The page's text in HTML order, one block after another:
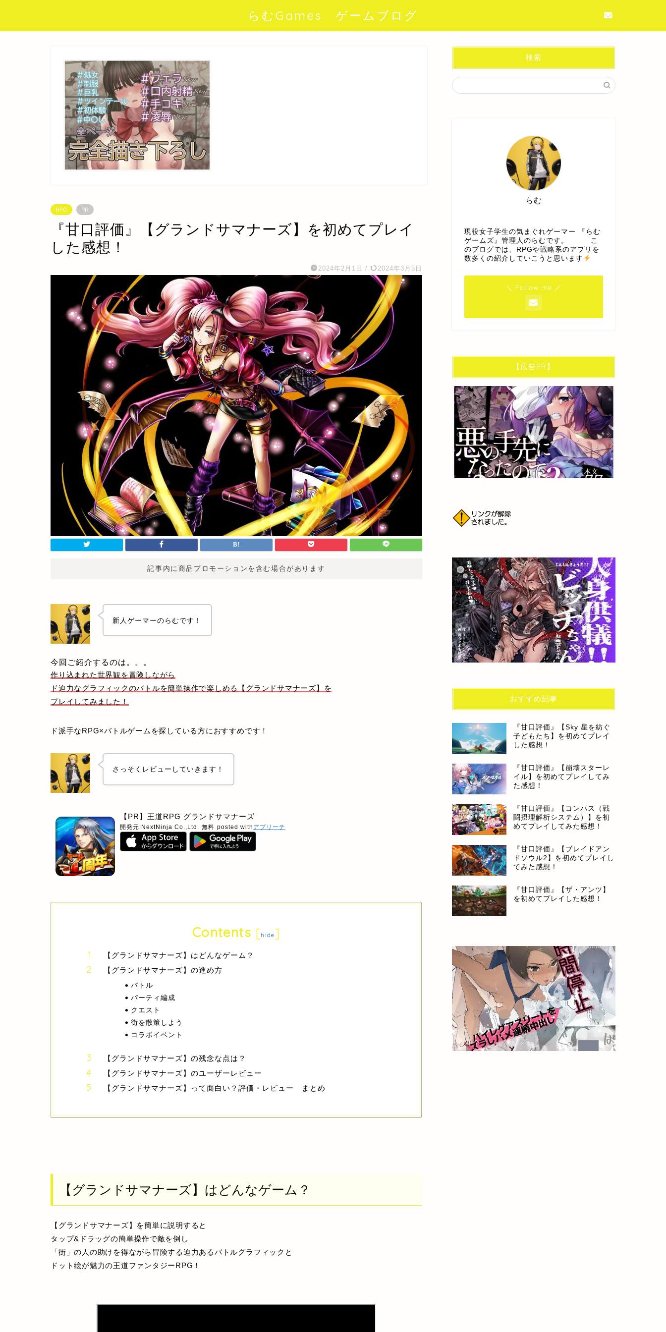
らむGames ゲームブログ
RPG PR
『甘口評価』【グランドサマナーズ】を初めてプレイ
した感想！
2024年2月1日 / 2024年3月5日
記事内に商品プロモーションを含む場合があります
新人ゲーマーのらむです！
今回ご紹介するのは。。。
作り込まれた世界観を冒険しながら
ド迫力なグラフィックのバトルを簡単操作で楽しめる【グランドサマナーズ】を
プレイしてみました！
ド派手なRPG×バトルゲームを探している方におすすめです！
さっそくレビューしていきます！
【PR】王道RPG グランドサマナーズ
開発元:NextNinja Co.,Ltd. 無料 posted with アプリーチ
Contents [hide]
【グランドサマナーズ】はどんなゲーム？
【グランドサマナーズ】の進め方
バトル
パーティ編成
クエスト
街を散策しよう
コラボイベント
【グランドサマナーズ】の残念な点は？
【グランドサマナーズ】のユーザーレビュー
【グランドサマナーズ】って面白い？評価・レビュー まとめ
【 グランドサマナーズ】 はどんなゲーム？
【 グランドサマナーズ】 を簡単に説明すると
タップ&ドラッグの簡単操作で敵を倒し
「街」の人の助けを得ながら冒険する迫力あるバトルグラフィックと
ドット絵が魅力の王道ファンタジーRPG！
検索
らむ
現役女子学生の気まぐれゲーマー 『らむ
ゲームズ』管理人のらむです。 こ
のブログでは、RPGや戦略系のアプリを
数多くの紹介していこうと思います
＼ Follow me ／
【広告PR】
おすすめ記事
『甘口評価』【Sky 星を紡ぐ
子どもたち】を初めてプレイ
した感想！
『甘口評価』【崩壊スターレ
イル】を初めてプレイしてみ
た感想！
『甘口評価』【コンパス（戦
闘摂理解析システム）】を初
めてプレイしてみた感想！
『甘口評価』【ブレイドアン
ドソウル2】を初めてプレイし
てみた感想！
『甘口評価』【ザ・アンツ】
を初めてプレイした感想！